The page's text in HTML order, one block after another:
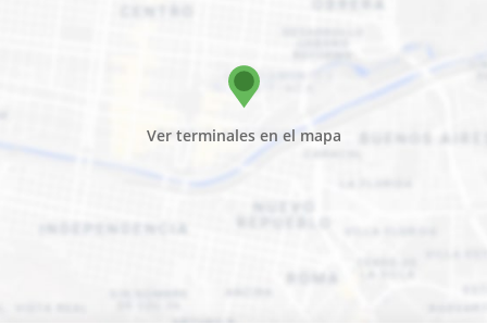
Ver terminales en el mapa